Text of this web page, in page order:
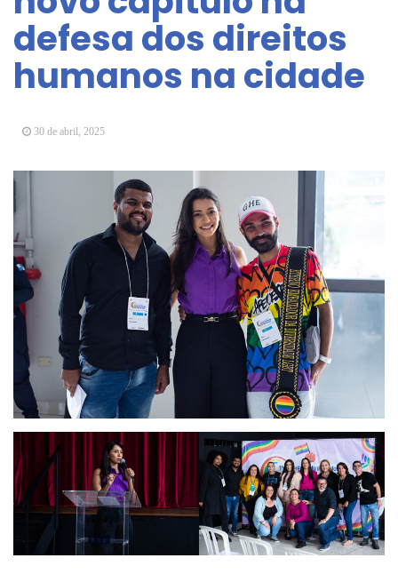
Arujá promove 2º encontro da Jornada de
Conhecimento em Bem-Estar Animal no Parque
dos Ipês
Arujá terá novo posto para emissão do Cartão
TOP
defesa dos direitos
humanos na cidade
30 de abril, 2025